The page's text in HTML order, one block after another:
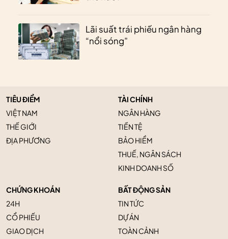
Lãi suất trái phiếu ngân hàng
“nổi sóng”
TIÊU ĐIỂM
VIỆT NAM
THẾ GIỚI
ĐỊA PHƯƠNG
TÀI CHÍNH
NGÂN HÀNG
TIỀN TỆ
BẢO HIỂM
THUẾ, NGÂN SÁCH
KINH DOANH SỐ
CHỨNG KHOÁN
24H
CỔ PHIẾU
GIAO DỊCH
BẤT ĐỘNG SẢN
TIN TỨC
DỰ ÁN
TOÀN CẢNH